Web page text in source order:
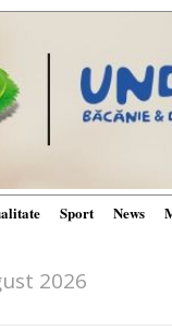
Sport News
2026